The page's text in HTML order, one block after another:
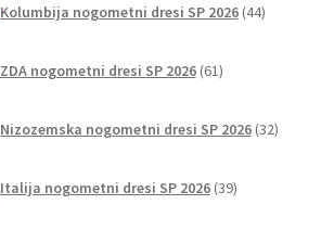
Kolumbija nogometni dresi SP 2026 44izdelkov
ZDA nogometni dresi SP 2026 61izdelkov
Nizozemska nogometni dresi SP 2026 32izdelkov
Italija nogometni dresi SP 2026 39izdelkov